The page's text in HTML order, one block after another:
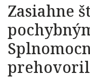
Zasiahne